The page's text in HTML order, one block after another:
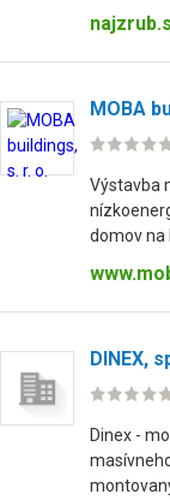
MOBA
Výstavba
domov na
DINEX,
Dinex -